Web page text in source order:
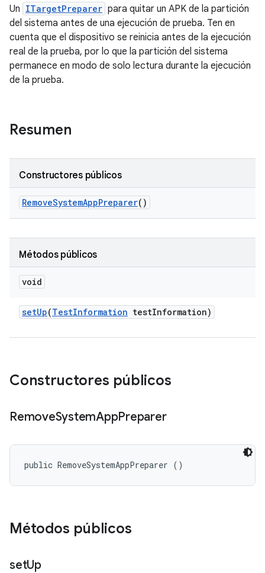
Un ITargetPreparer para quitar un APK de la partición
del sistema antes de una ejecución de prueba. Ten en
cuenta que el dispositivo se reinicia antes de la ejecución
real de la prueba, por lo que la partición del sistema
permanece en modo de solo lectura durante la ejecución
de la prueba.
Resumen
Constructores públicos
RemoveSystemAppPreparer()
Métodos públicos
void
setUp(TestInformation testInformation)
Constructores públicos
RemoveSystemAppPreparer
public RemoveSystemAppPreparer ()
Métodos públicos
setUp